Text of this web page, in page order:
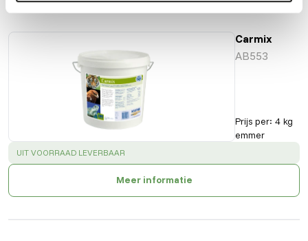
Carmix
AB553
Prijs per: 4 kg
emmer
SUCCESS:
UIT VOORRAAD LEVERBAAR
Meer informatie